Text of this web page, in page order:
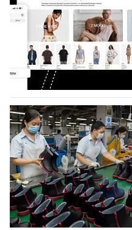
Компания BALLINA
Co., Ltd., основанная в
Гуанчжоу, столице моды
профессиональной
объединяющей
07.08.2026 3
На платформе
условия
дизайнерских марок
Российский
раздел для продажи
дизайнерских марок
Бренды также получат